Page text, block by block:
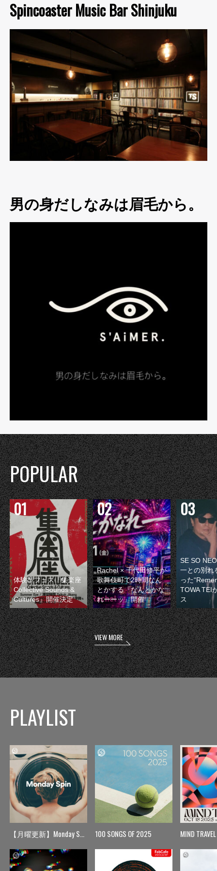
Spincoaster Music Bar Shinjuku
男の身だしなみは眉毛から。
POPULAR
体験型フェス『集楽座
Collective Sounds &
Cultures』開催決定
Rachel × 千代田修平が
歌舞伎町で2時間なん
とかする『なんとかな
れーーッ』開催
SE SO
一との別れ
った
TOWA TEI
ス
VIEW MORE
PLAYLIST
【月曜更新】Monday Spin 100 SONGS OF 2025 MIND TRAVEL